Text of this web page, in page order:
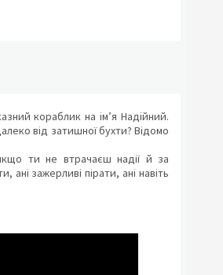
кораблик на ім’я Надійний.
від затишної бухти? Відомо
ти не втрачаєш надії й за
ані зажерливі пірати, ані навіть